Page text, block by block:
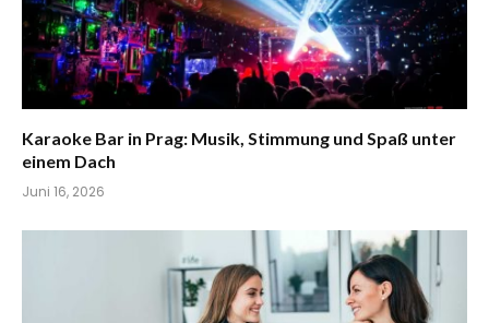
Karaoke Bar in Prag: Musik, Stimmung und Spaß unter
einem Dach
Juni 16, 2026